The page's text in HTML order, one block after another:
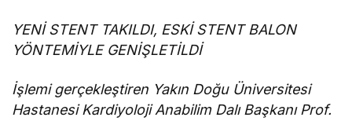
YENİ STENT TAKILDI, ESKİ STENT BALON
YÖNTEMİYLE GENİŞLETİLDİ
İşlemi gerçekleştiren Yakın Doğu Üniversitesi
Hastanesi Kardiyoloji Anabilim Dalı Başkanı Prof.